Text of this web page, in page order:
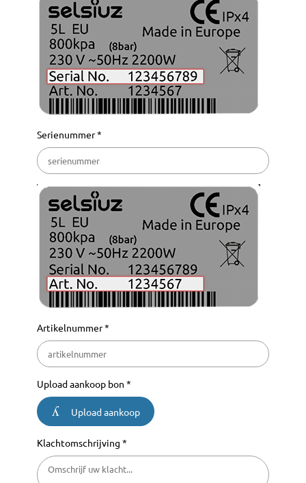
Serienummer *
Artikelnummer *
Upload aankoop bon *
Upload aankoop
Klachtomschrijving *